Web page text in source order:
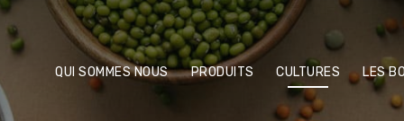
QUI SOMMES NOUS PRODUITS CULTURES LES